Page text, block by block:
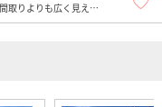
取りよりも広く見えま